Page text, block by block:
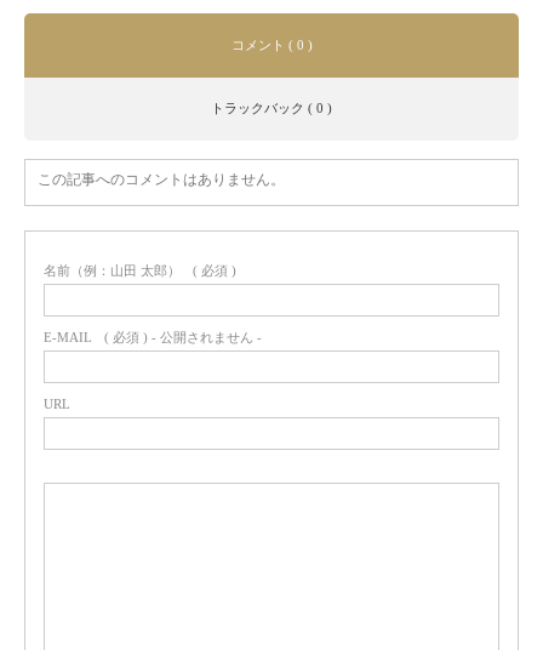
コメント ( 0 )
トラックバック ( 0 )
この記事へのコメントはありません。
名前（例：山田 太郎） ( 必須 )
E-MAIL ( 必須 ) - 公開されません -
URL